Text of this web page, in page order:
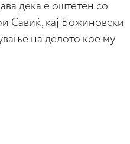
дека е оштетен со
Савиќ, кај Божиновски
на делото кое му